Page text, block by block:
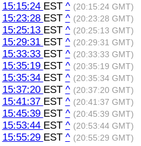
15:15:24 EST ^ (20:15:24 GMT)
15:23:28 EST ^ (20:23:28 GMT)
15:25:13 EST ^ (20:25:13 GMT)
15:29:31 EST ^ (20:29:31 GMT)
15:33:33 EST ^ (20:33:33 GMT)
15:35:19 EST ^ (20:35:19 GMT)
15:35:34 EST ^ (20:35:34 GMT)
15:37:20 EST ^ (20:37:20 GMT)
15:41:37 EST ^ (20:41:37 GMT)
15:45:39 EST ^ (20:45:39 GMT)
15:53:44 EST ^ (20:53:44 GMT)
15:55:29 EST ^ (20:55:29 GMT)